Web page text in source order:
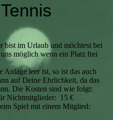
bist im Urlaub und möchtest bei
möglich wenn ein Platz frei
leer ist, so ist das auch
auf Deine Ehrlichkeit, da das
Die Kosten sind wie folgt:
Nichtmitglieder: 15 €
Spiel mit einem Mitglied: